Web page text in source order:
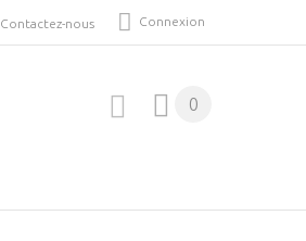
Connexion
Contactez-nous
0